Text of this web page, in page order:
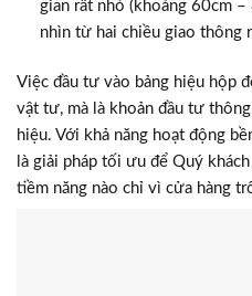
gian rất nhỏ (khoảng 60cm
nhìn từ hai chiều giao thông
Việc đầu tư vào bảng hiệu hộp
vật tư, mà là khoản đầu tư
hiệu. Với khả năng hoạt động
là giải pháp tối ưu để Quý
tiềm năng nào chỉ vì cửa hàng